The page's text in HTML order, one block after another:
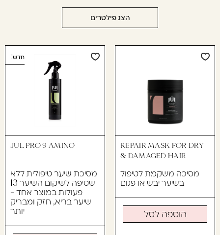
עוד לא נרשמתם? יאללה,
תצטרפו!
להרשמה
הצג פילטרים
REPAIR MASK FOR DRY
& DAMAGED HAIR
מסיכה משקמת לטיפול
בשיער יבש או פגום
הוספה לסל
חדש!
JUL PRO 9 AMINO
מסיכת שיער טיפולית ללא
שטיפה לשיקום השיער 13
פעולות במוצר אחד -
שיער בריא, חזק ומבריק
יותר